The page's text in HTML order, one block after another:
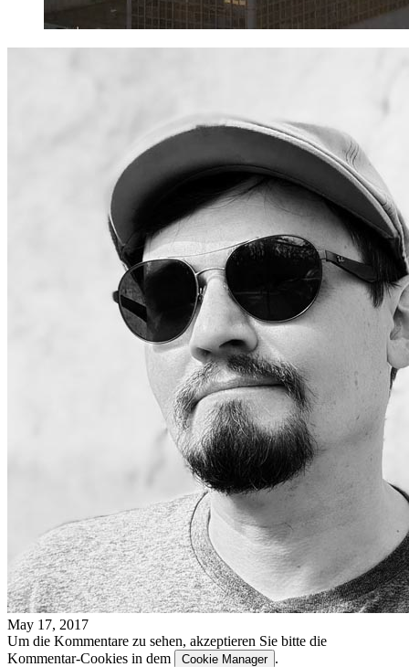
May 17, 2017
Um die Kommentare zu sehen, akzeptieren Sie bitte die
Kommentar-Cookies in dem
Cookie Manager .